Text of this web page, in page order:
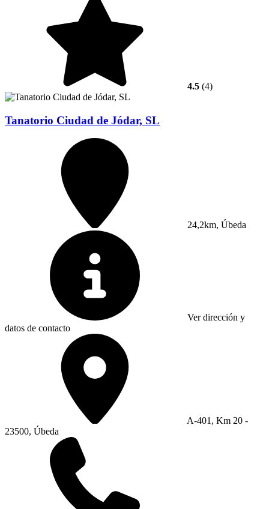
4.5 (4)
Tanatorio Ciudad de Jódar, SL
24,2km, Úbeda
Ver dirección y
datos de contacto
A-401, Km 20 -
23500, Úbeda